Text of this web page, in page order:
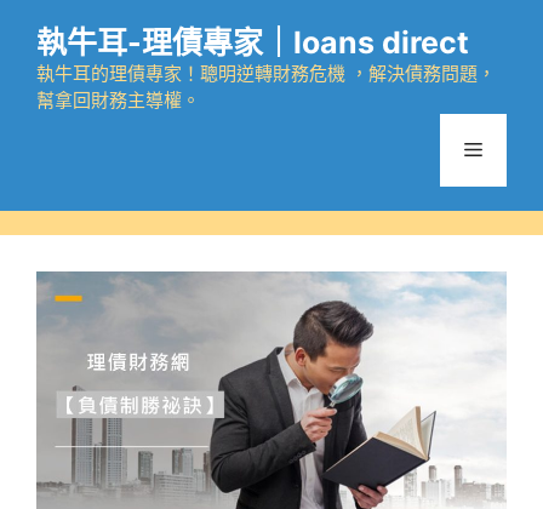
執牛耳-理債專家｜loans direct
執牛耳的理債專家！聰明逆轉財務危機 ，解決債務問題，
幫拿回財務主導權。
選